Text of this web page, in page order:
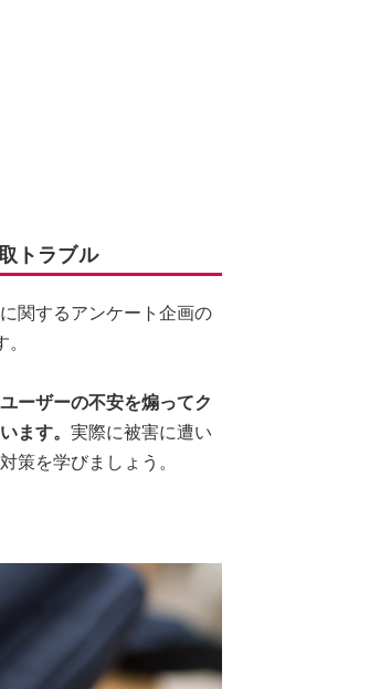
トラブル
関するアンケート企画の
ーザーの不安を煽ってク
ます。 実際に被害に遭い
策を学びましょう。